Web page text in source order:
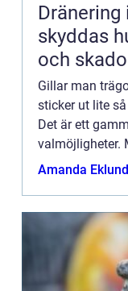
Dränering i
skyddas
och
Gillar man
sticker ut lite
Det är ett
valmöjligheter.
där stavarna
Amanda Eklund